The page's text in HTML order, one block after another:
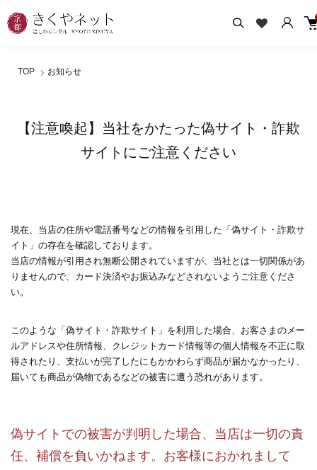
TOP お知らせ
【注意喚起】当社をかたった偽サイト・詐欺
サイトにご注意ください
現在、当店の住所や電話番号などの情報を引用した「偽サイト・詐欺サ
イト」の存在を確認しております。
当店の情報が引用され無断公開されていますが、当社とは一切関係があ
りませんので、カード決済やお振込みなどされないようご注意くださ
い。
このような「偽サイト・詐欺サイト」を利用した場合、お客さまのメー
ルアドレスや住所情報、クレジットカード情報等の個人情報を不正に取
得されたり、支払いが完了したにもかかわらず商品が届かなかったり、
届いても商品が偽物であるなどの被害に遭う恐れがあります。
偽サイトでの被害が判明した場合、当店は一切の責
任、補償を負いかねます。お客様におかれまして